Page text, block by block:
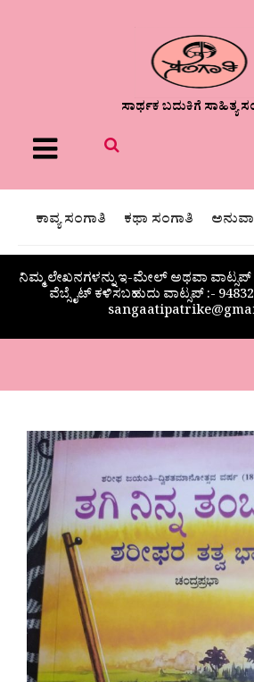
ಸಾರ್ಥಕ ಬದುಕಿಗೆ ಸಾಹಿತ್ಯ
Menu
ಕಾವ್ಯ ಸಂಗಾತಿ ಕಥಾ ಸಂಗಾತಿ
ನಿಮ್ಮ ಲೇಖನಗಳನ್ನು ಇ-ಮೇಲ್ ಅಥವಾ
ವೆಬ್ಸೈಟ್ ಕಳಿಸಬಹುದು ವಾಟ್ಸಪ್‌ :-